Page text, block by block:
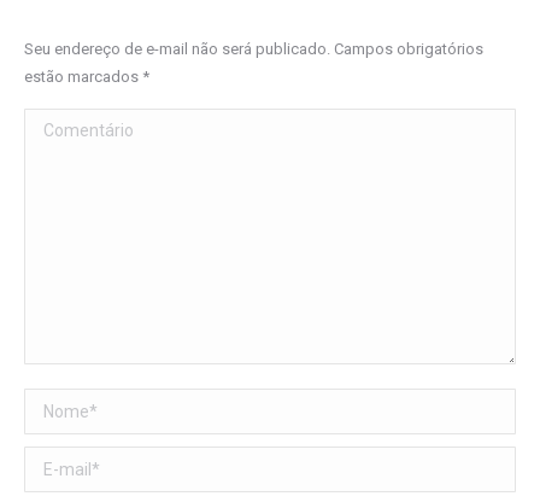
Seu endereço de e-mail não será publicado. Campos obrigatórios
estão marcados *
Comentário
Nome *
E-mail *